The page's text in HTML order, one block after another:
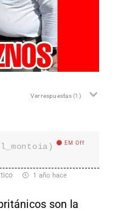
Ver respuestas(1)
EM Off
1 año hace
son la